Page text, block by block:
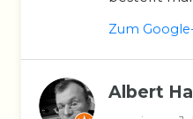
Zum
Albert